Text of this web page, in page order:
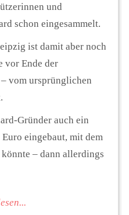
und
schon eingesammelt.
ist damit aber noch
vor Ende der
vom ursprünglichen
Gründer auch ein
eingebaut, mit dem
– dann allerdings